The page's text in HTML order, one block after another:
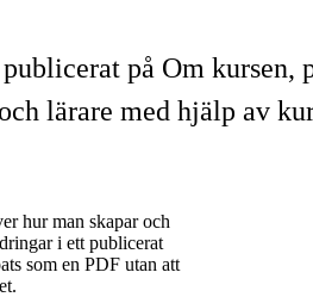
på Om kursen,
lärare med hjälp av
hur man skapar och
i ett publicerat
som en PDF utan att